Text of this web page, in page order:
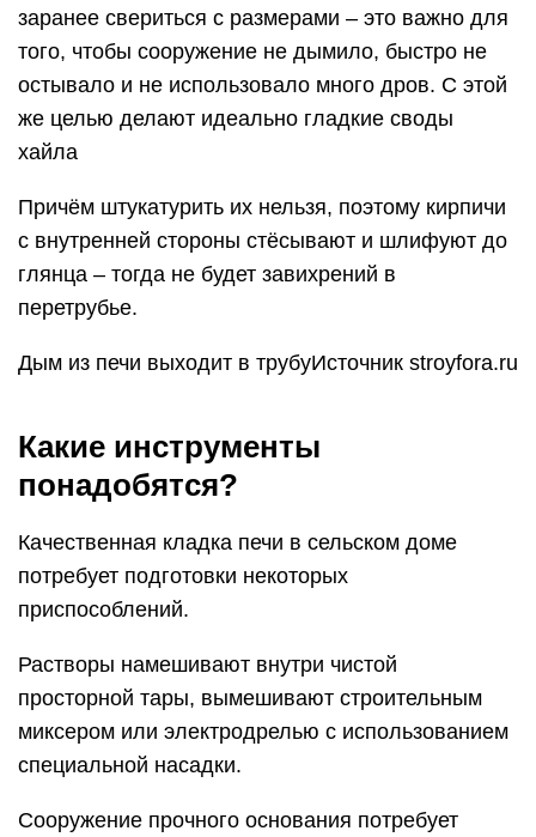
заранее свериться с размерами – это важно для
того, чтобы сооружение не дымило, быстро не
остывало и не использовало много дров. С этой
же целью делают идеально гладкие своды
хайла
Причём штукатурить их нельзя, поэтому кирпичи
с внутренней стороны стёсывают и шлифуют до
глянца – тогда не будет завихрений в
перетрубье.
Дым из печи выходит в трубуИсточник stroyfora.ru
Какие инструменты
понадобятся?
Качественная кладка печи в сельском доме
потребует подготовки некоторых
приспособлений.
Растворы намешивают внутри чистой
просторной тары, вымешивают строительным
миксером или электродрелью с использованием
специальной насадки.
Сооружение прочного основания потребует